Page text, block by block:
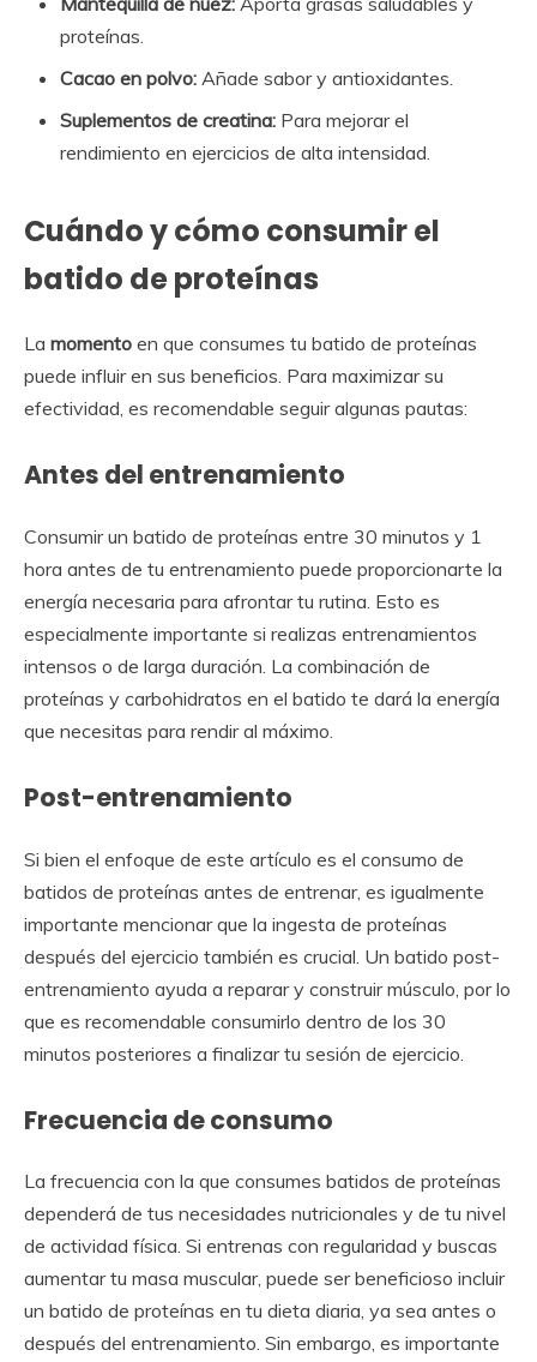
proteínas.
Cacao en polvo: Añade sabor y antioxidantes.
Suplementos de creatina: Para mejorar el
rendimiento en ejercicios de alta intensidad.
Cuándo y cómo consumir el
batido de proteínas
La momento en que consumes tu batido de proteínas
puede influir en sus beneficios. Para maximizar su
efectividad, es recomendable seguir algunas pautas:
Antes del entrenamiento
Consumir un batido de proteínas entre 30 minutos y 1
hora antes de tu entrenamiento puede proporcionarte la
energía necesaria para afrontar tu rutina. Esto es
especialmente importante si realizas entrenamientos
intensos o de larga duración. La combinación de
proteínas y carbohidratos en el batido te dará la energía
que necesitas para rendir al máximo.
Post-entrenamiento
Si bien el enfoque de este artículo es el consumo de
batidos de proteínas antes de entrenar, es igualmente
importante mencionar que la ingesta de proteínas
después del ejercicio también es crucial. Un batido post-
entrenamiento ayuda a reparar y construir músculo, por lo
que es recomendable consumirlo dentro de los 30
minutos posteriores a finalizar tu sesión de ejercicio.
Frecuencia de consumo
La frecuencia con la que consumes batidos de proteínas
dependerá de tus necesidades nutricionales y de tu nivel
de actividad física. Si entrenas con regularidad y buscas
aumentar tu masa muscular, puede ser beneficioso incluir
un batido de proteínas en tu dieta diaria, ya sea antes o
después del entrenamiento. Sin embargo, es importante